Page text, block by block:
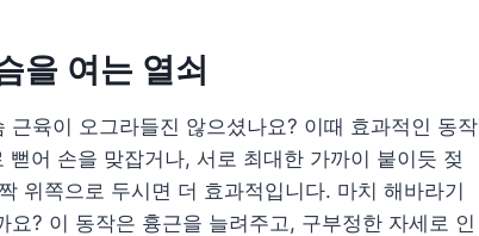
을 여는 열쇠
육이 오그라들진 않으셨나요? 이때 효과적인 동작
뻗어 손을 맞잡거나, 서로 최대한 가까이 붙이듯 젖
위쪽으로 두시면 더 효과적입니다. 마치 해바라기
? 이 동작은 흉근을 늘려주고, 구부정한 자세로 인